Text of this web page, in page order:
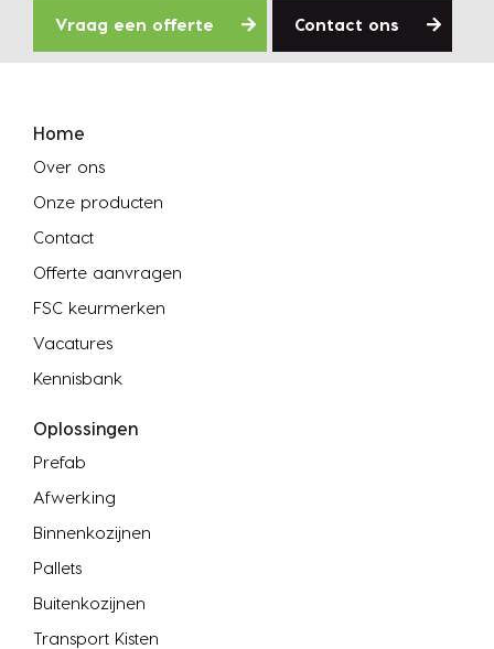
Vraag een offerte Contact ons
Home
Over ons
Onze producten
Contact
Offerte aanvragen
FSC keurmerken
Vacatures
Kennisbank
Oplossingen
Prefab
Afwerking
Binnenkozijnen
Pallets
Buitenkozijnen
Transport Kisten